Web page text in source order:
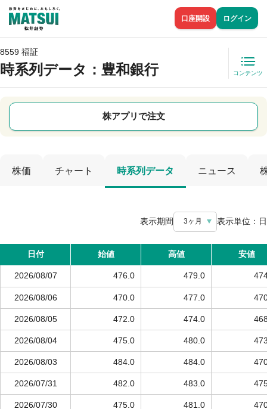
口座開設 ログイン
8559 福証
時系列データ ：豊和銀行 コンテンツ
株アプリで注文
株価 チャート 時系列データ ニュース
表示期間 3ヶ月 表示単位： 日
日付 始値 高値 安値
2026/08/07 476.0 479.0
2026/08/06 470.0 477.0
2026/08/05 472.0 474.0
2026/08/04 475.0 480.0
2026/08/03 484.0 484.0
2026/07/31 482.0 483.0
2026/07/30 475.0 481.0